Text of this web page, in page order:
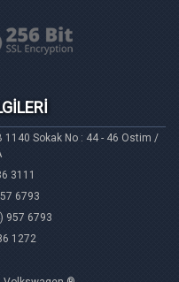
1140 Sokak No : 44 - 46 Ostim /
3111
6793
957 6793
1272